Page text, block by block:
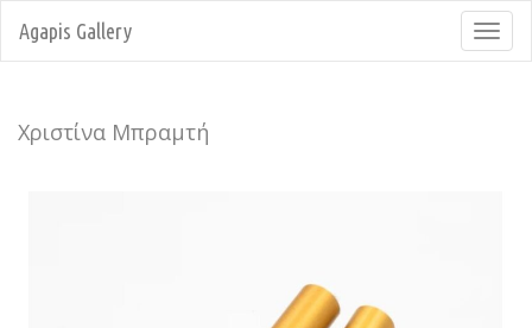
Agapis Gallery
Χριστίνα Μπραμτή